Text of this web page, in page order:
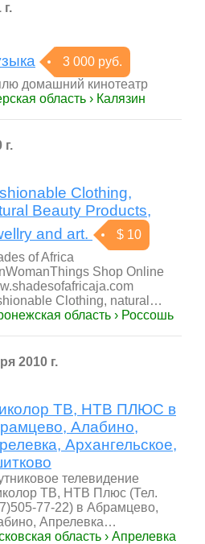
3 000 руб.
домашний кинотеатр
область › Калязин
Clothing,
Beauty Products,
and art.
$ 10
of Africa
Shop Online
Clothing, natural…
область › Россошь
2010 г.
ТВ, НТВ ПЛЮС в
Алабино,
Архангельское,
телевидение
ТВ, НТВ Плюс (Тел.
77-22) в Абрамцево,
Апрелевка…
область › Апрелевка